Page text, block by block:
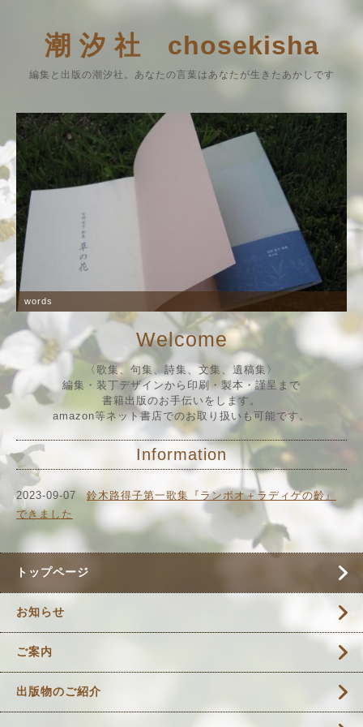
潮 汐 社 chosekisha
編集と出版の潮汐社。あなたの言葉はあなたが生きたあかしです
words
Welcome
〈歌集、句集、詩集、文集、遺稿集 〉
編集・装丁デザインから印刷・製本・謹呈まで
書籍出版のお手伝いをします。
amazon等ネット書店でのお取り扱いも可能です。
Information
2023-09-07
鈴木路得子第一歌集『ランボオ＋ラディゲの齡』
できました
トップページ
お知らせ
ご案内
出版物のご紹介